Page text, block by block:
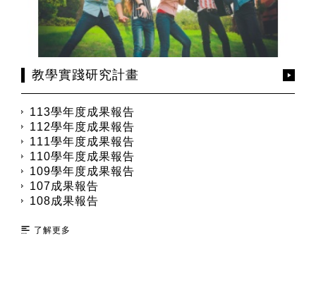
教學實踐研究計畫
113學年度成果報告
112學年度成果報告
111學年度成果報告
110學年度成果報告
109學年度成果報告
107成果報告
108成果報告
了解更多